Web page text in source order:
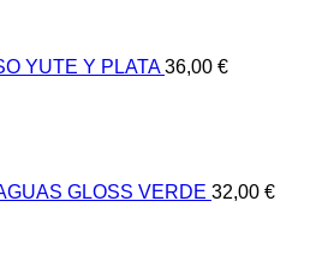
YUTE Y PLATA 36,00 €
GLOSS VERDE 32,00 €